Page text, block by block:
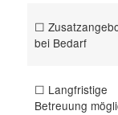
☐
bei Bedarf
☐ Langfristige
Betreuung